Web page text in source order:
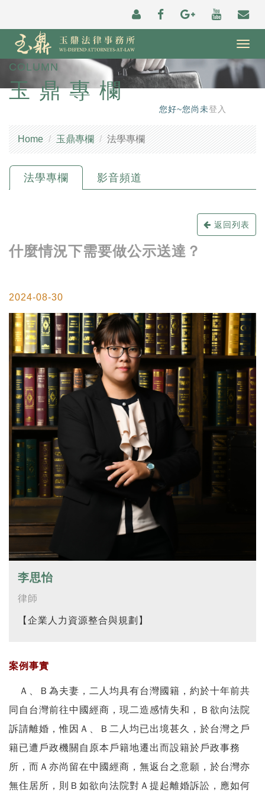
COLUMN
玉鼎專欄
您好~您尚未登入
Home 玉鼎專欄 法學專欄
法學專欄 影音頻道
返回列表
什麼情況下需要做公示送達？
2024-08-30
李思怡
律師
【企業人力資源整合與規劃】
案例事實
Ａ、Ｂ為夫妻，二人均具有台灣國籍，約於十年前共
同自台灣前往中國經商，現二造感情失和，Ｂ欲向法院
訴請離婚，惟因Ａ、Ｂ二人均已出境甚久，於台灣之戶
籍已遭戶政機關自原本戶籍地遷出而設籍於戶政事務
所，而Ａ亦尚留在中國經商，無返台之意願，於台灣亦
無住居所，則Ｂ如欲向法院對Ａ提起離婚訴訟，應如何